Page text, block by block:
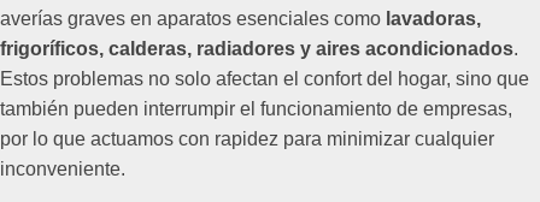
averías graves en aparatos esenciales como lavadoras,
frigoríficos, calderas, radiadores y aires acondicionados.
Estos problemas no solo afectan el confort del hogar, sino que
también pueden interrumpir el funcionamiento de empresas,
por lo que actuamos con rapidez para minimizar cualquier
inconveniente.